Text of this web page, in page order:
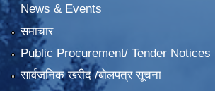
News & Events
समाचार
Public Procurement/ Tender Notices
सार्वजनिक खरीद /बोलपत्र सूचना